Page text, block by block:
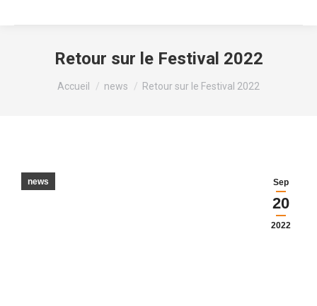
Retour sur le Festival 2022
Vous êtes ici :
Accueil news Retour sur le Festival 2022
Sep
20
2022
news